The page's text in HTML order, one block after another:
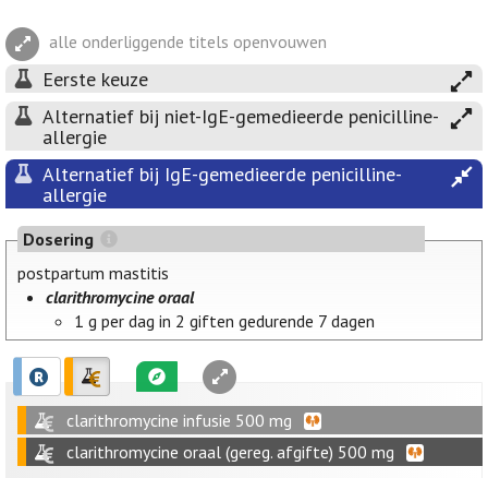
alle onderliggende titels openvouwen
Eerste keuze
Alternatief bij niet-IgE-gemedieerde penicilline-
allergie
Alternatief bij IgE-gemedieerde penicilline-
allergie
Dosering
postpartum mastitis
clarithromycine oraal
1 g per dag in 2 giften gedurende 7 dagen
clarithromycine infusie 500 mg
clarithromycine oraal (gereg. afgifte) 500 mg